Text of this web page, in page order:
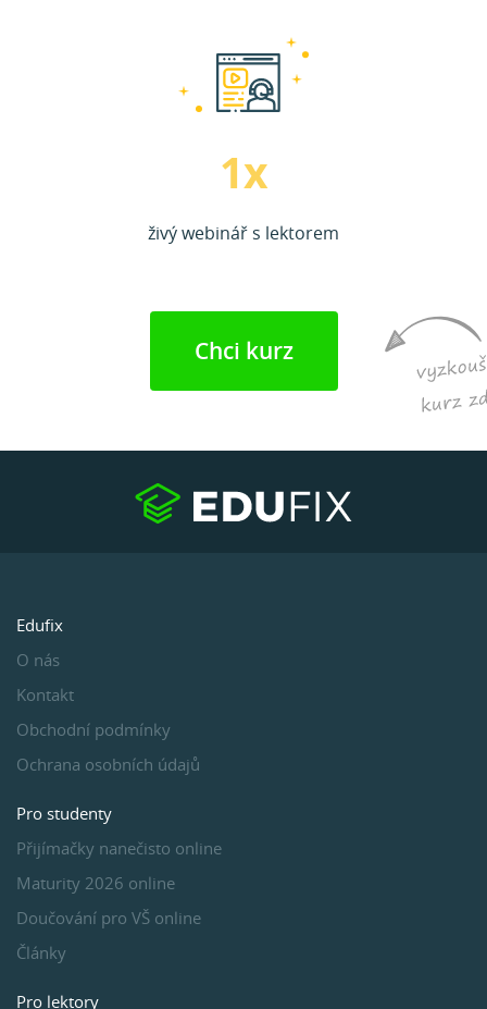
1x
živý webinář s lektorem
Chci kurz
Edufix
O nás
Kontakt
Obchodní podmínky
Ochrana osobních údajů
Pro studenty
Přijímačky nanečisto online
Maturity 2026 online
Doučování pro VŠ online
Články
Pro lektory